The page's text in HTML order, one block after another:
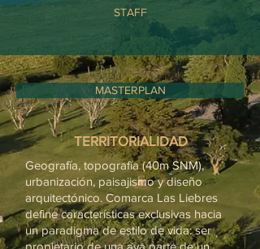
STAFF
MASTERPLAN
TERRITORIALIDAD
Geografía, topografía (40m SNM),
urbanización, paisajismo y diseño
arquitectónico. Comarca Las Liebres
define características exclusivas hacia
un paradigma de estilo de vida: ser
propietario de una ava parte de un